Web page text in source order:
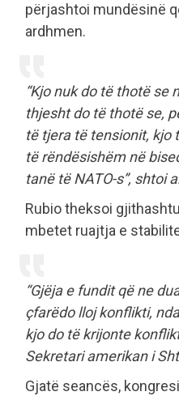
përjashtoi mundësinë
ardhmen.
“Kjo nuk do të thotë se
thjesht do të thotë se,
të tjera të tensionit, kjo
të rëndësishëm në
tanë të NATO-s”, shtoi
Rubio theksoi
mbetet ruajtja e
“Gjëja e fundit që ne
çfarëdo lloj konflikti,
kjo do të krijonte
Sekretari amerikan i
Gjatë seancës,